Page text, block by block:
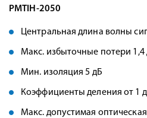
PMTIH-2050
Центральная длина волны
Макс. избыточные потери 1,4
Мин. изоляция 5 дБ
Коэффициенты деления от 1
Макс. допустимая